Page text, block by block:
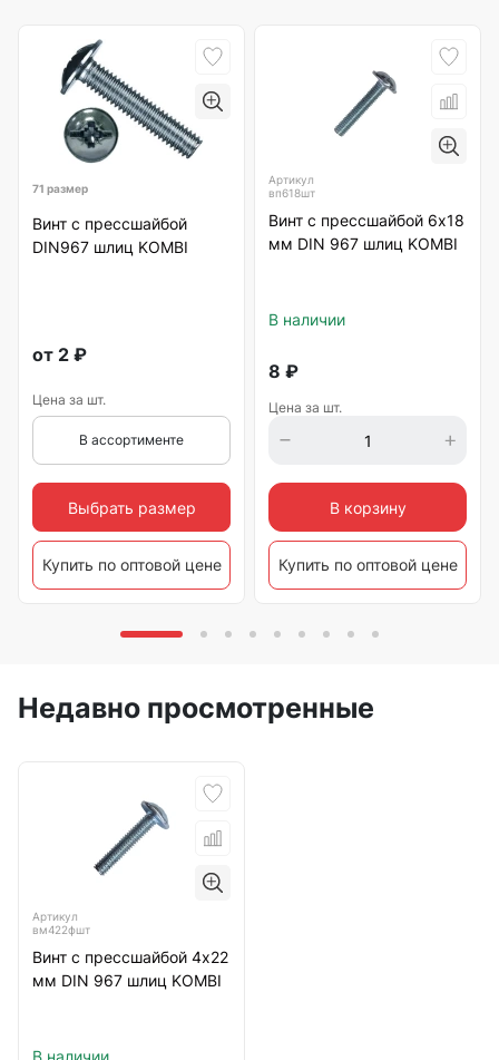
71 размер
Винт с прессшайбой
DIN967 шлиц KOMBI
от 2 ₽
Цена за шт.
В ассортименте
Выбрать размер
Купить по оптовой цене
Артикул
вп618шт
Винт с прессшайбой 6х18
мм DIN 967 шлиц KOMBI
В наличии
8 ₽
Цена за шт.
В корзину
Купить по оптовой цене
Недавно просмотренные
Артикул
вм422фшт
Винт с прессшайбой 4х22
мм DIN 967 шлиц KOMBI